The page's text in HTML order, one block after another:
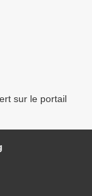
sur le portail